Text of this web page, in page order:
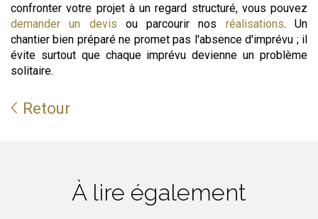
confronter votre projet à un regard structuré, vous pouvez
demander un devis ou parcourir nos réalisations. Un
chantier bien préparé ne promet pas l'absence d'imprévu ; il
évite surtout que chaque imprévu devienne un problème
solitaire.
Retour
À lire également